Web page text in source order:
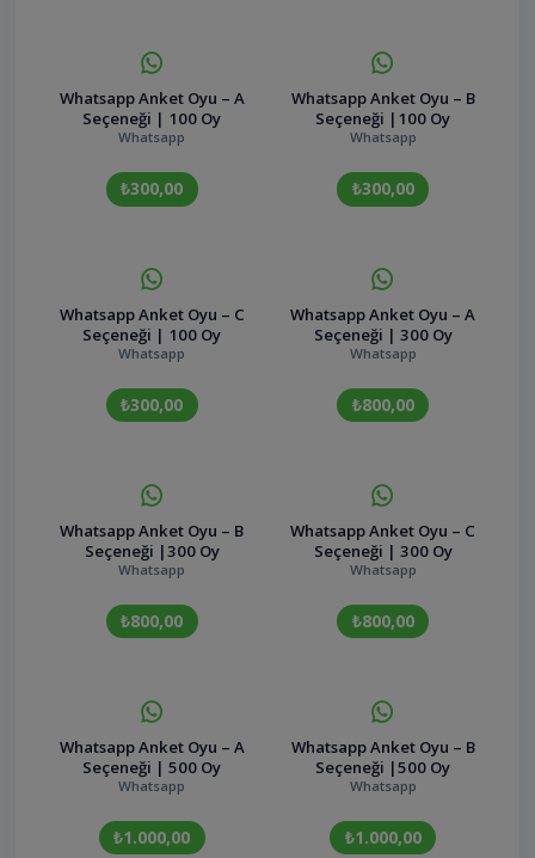
Whatsapp Anket Oyu – A
Seçeneği | 100 Oy
Whatsapp
₺300,00
Whatsapp Anket Oyu – B
Seçeneği |100 Oy
Whatsapp
₺300,00
Whatsapp Anket Oyu – C
Seçeneği | 100 Oy
Whatsapp
₺300,00
Whatsapp Anket Oyu – A
Seçeneği | 300 Oy
Whatsapp
₺800,00
Whatsapp Anket Oyu – B
Seçeneği |300 Oy
Whatsapp
₺800,00
Whatsapp Anket Oyu – C
Seçeneği | 300 Oy
Whatsapp
₺800,00
Whatsapp Anket Oyu – A
Seçeneği | 500 Oy
Whatsapp
₺1.000,00
Whatsapp Anket Oyu – B
Seçeneği |500 Oy
Whatsapp
₺1.000,00